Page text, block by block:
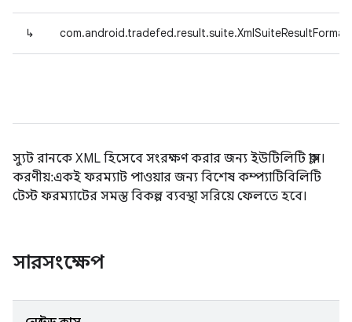
↳
স্যুট রানকে XML হিসেবে সংরক্ষণ করার জন্য ইউটিলিটি ক্লাস।
করণীয়: একই ফরম্যাট পাওয়ার জন্য বিশেষ কম্প্যাটিবিলিটি
টেস্ট ফরম্যাটের সমস্ত বিকল্প ব্যবস্থা সরিয়ে ফেলতে হবে।
সারসংক্ষেপ